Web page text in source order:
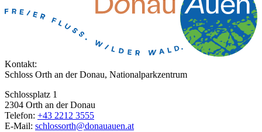
Kontakt:
Schloss Orth an der Donau, Nationalparkzentrum
Schlossplatz 1
2304 Orth an der Donau
Telefon: +43 2212 3555
E-Mail: schlossorth@donauauen.at